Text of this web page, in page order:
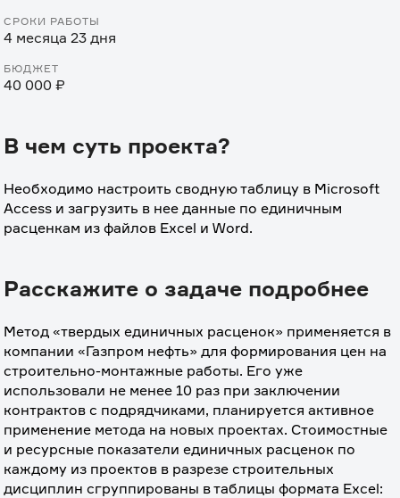
СРОКИ РАБОТЫ
4 месяца 23 дня
БЮДЖЕТ
40 000 ₽
В чем суть проекта?
Необходимо настроить сводную таблицу в Microsoft
Access и загрузить в нее данные по единичным
расценкам из файлов Excel и Word.
Расскажите о задаче подробнее
Метод «твердых единичных расценок» применяется в
компании «Газпром нефть» для формирования цен на
строительно-монтажные работы. Его уже
использовали не менее 10 раз при заключении
контрактов с подрядчиками, планируется активное
применение метода на новых проектах. Стоимостные
и ресурсные показатели единичных расценок по
каждому из проектов в разрезе строительных
дисциплин сгруппированы в таблицы формата Excel: